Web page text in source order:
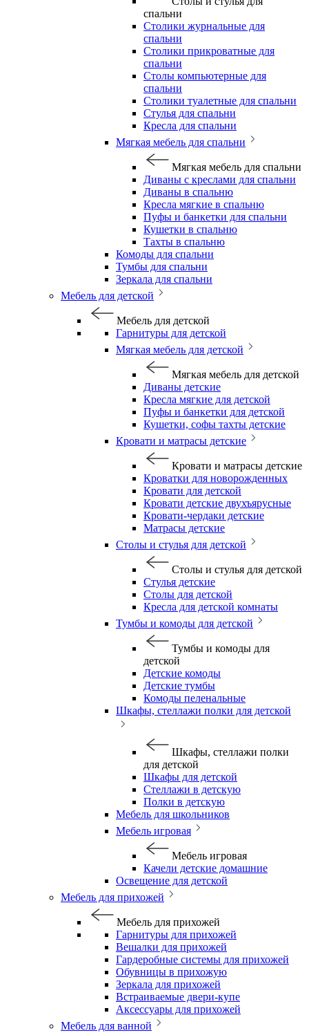
спальни
Столики журнальные для
спальни
Столики прикроватные для
спальни
Столы компьютерные для
спальни
Столики туалетные для спальни
Стулья для спальни
Кресла для спальни
Мягкая мебель для спальни
Мягкая мебель для спальни
Диваны с креслами для спальни
Диваны в спальню
Кресла мягкие в спальню
Пуфы и банкетки для спальни
Кушетки в спальню
Тахты в спальню
Комоды для спальни
Тумбы для спальни
Зеркала для спальни
Мебель для детской
Мебель для детской
Гарнитуры для детской
Мягкая мебель для детской
Мягкая мебель для детской
Диваны детские
Кресла мягкие для детской
Пуфы и банкетки для детской
Кушетки, софы тахты детские
Кровати и матрасы детские
Кровати и матрасы детские
Кроватки для новорожденных
Кровати для детской
Кровати детские двухъярусные
Кровати-чердаки детские
Матрасы детские
Столы и стулья для детской
Столы и стулья для детской
Стулья детские
Столы для детской
Кресла для детской комнаты
Тумбы и комоды для детской
Тумбы и комоды для
детской
Детские комоды
Детские тумбы
Комоды пеленальные
Шкафы, стеллажи полки для детской
Шкафы, стеллажи полки
для детской
Шкафы для детской
Стеллажи в детскую
Полки в детскую
Мебель для школьников
Мебель игровая
Мебель игровая
Качели детские домашние
Освещение для детской
Мебель для прихожей
Мебель для прихожей
Гарнитуры для прихожей
Вешалки для прихожей
Гардеробные системы для прихожей
Обувницы в прихожую
Зеркала для прихожей
Встраиваемые двери-купе
Аксессуары для прихожей
Мебель для ванной